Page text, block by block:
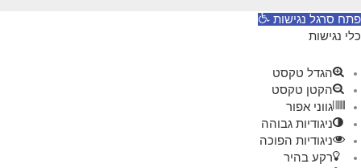
פתח סרגל נגישות
כלי נגישות
הגדל טקסט
הקטן טקסט
גווני אפור
ניגודיות גבוהה
ניגודיות הפוכה
רקע בהיר